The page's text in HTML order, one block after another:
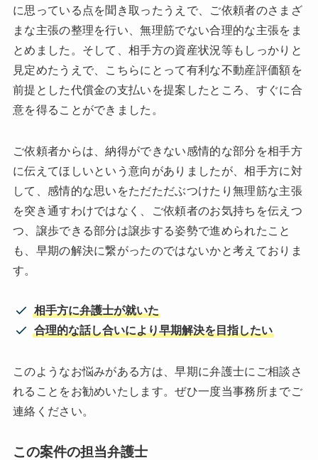
に思っている点を聞き取ったうえで、ご依頼者のさまざ
まな主張の整理を行い、無理筋でない合理的な主張をま
とめました。そして、相手方の資産状況等もしっかりと
見定めたうえで、こちらにとって有利な不動産評価額を
前提とした代償金の支払いを提案したところ、すぐに合
意を得ることができました。
ご依頼者からは、納得ができない感情的な部分を相手方
に伝えてほしいという意向がありましたが、相手方に対
して、感情的な思いをただただぶつけたり無理筋な主張
を突き通すわけではなく、ご依頼者のお気持ちを伝えつ
つ、譲歩できる部分は譲歩する姿勢で進められたこと
も、早期の解決に繋がったのではないかと考えておりま
す。
相手方に弁護士が就いた
合理的な話し合いにより早期解決を目指したい
このようなお悩みがある方は、早期に弁護士にご相談さ
れることをお勧めいたします。ぜひ一度当事務所までご
連絡ください。
この案件の担当弁護士